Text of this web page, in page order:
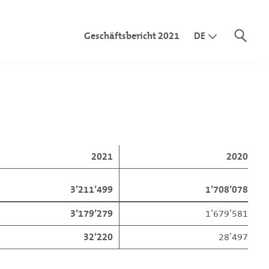
Geschäftsbericht 2021
DE
2021 2020
3’211’499
1’708’078
3’179’279
1’679’581
32’220 28’497